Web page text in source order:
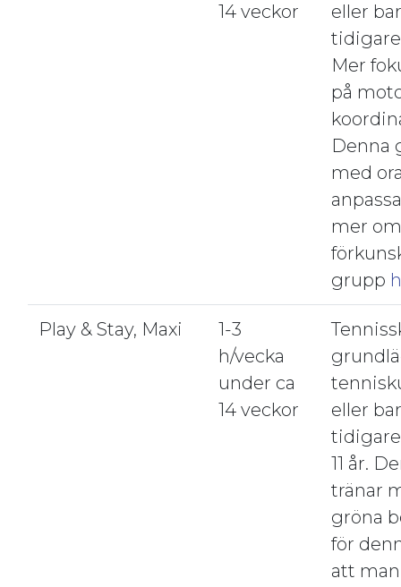
14 veckor
eller
tidigare
Mer
på
Denna
med
mer
grupp
Play & Stay, Maxi
1-3
h/vecka
under ca
14 veckor
eller
11 år.
tränar
gröna
för
att